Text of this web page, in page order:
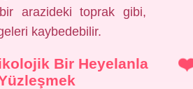
arazideki toprak gibi,
kaybedebilir.
Bir Heyelanla